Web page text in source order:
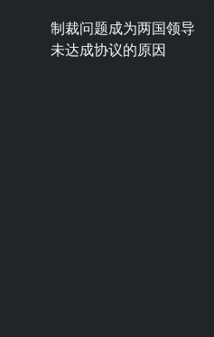
制裁问题成为两国领导
未达成协议的原因